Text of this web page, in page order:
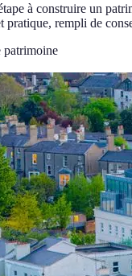
à construire un
pratique, rempli de
patrimoine